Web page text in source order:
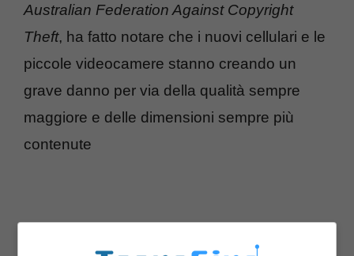
Australian Federation Against Copyright
Theft, ha fatto notare che i nuovi cellulari e le
piccole videocamere stanno creando un
grave danno per via della qualità sempre
maggiore e delle dimensioni sempre più
contenute